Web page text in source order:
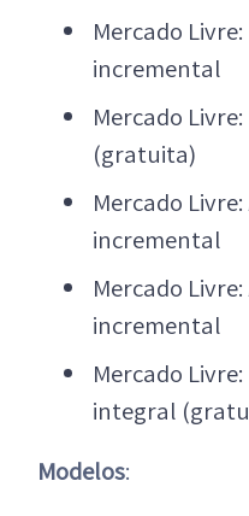
Mercado
incremental
Mercado
(gratuita)
Mercado
incremental
Mercado
incremental
Mercado
integral
Modelos: